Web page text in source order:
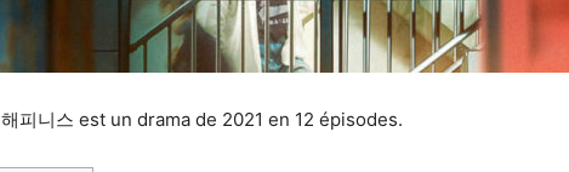
해피니스 est un drama de 2021 en 12 épisodes.